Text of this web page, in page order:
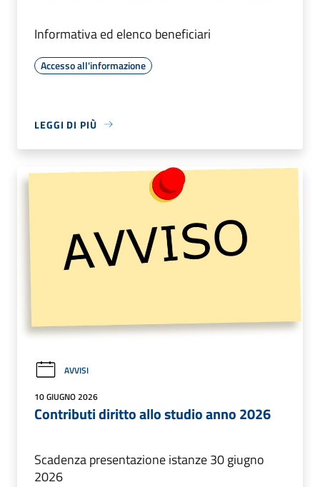
Informativa ed elenco beneficiari
Accesso all'informazione
LEGGI DI PIÙ
AVVISI
10 GIUGNO 2026
Contributi diritto allo studio anno 2026
Scadenza presentazione istanze 30 giugno
2026